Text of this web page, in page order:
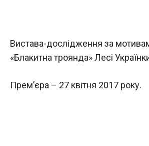
Вистава-дослідження за
«Блакитна троянда» Лесі
Прем’єра – 27 квітня 2017 року.